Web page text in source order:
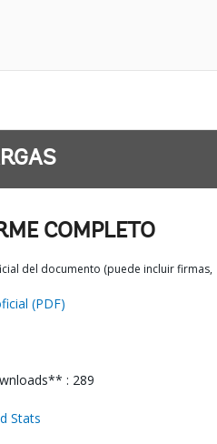
COMPLETO
del documento (puede incluir firmas,
(PDF)
: 289
Stats